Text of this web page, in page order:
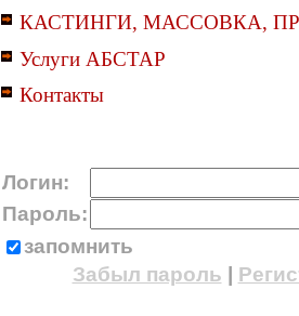
КАСТИНГИ, МАССОВКА,
Услуги АБСТАР
Контакты
Логин:
Пароль:
запомнить
Забыл пароль